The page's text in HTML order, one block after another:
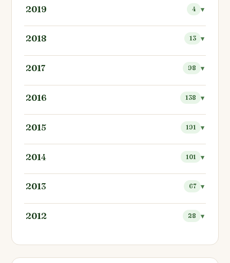
2019 4
2018 13
2017 98
2016 138
2015 191
2014 101
2013 67
2012 28